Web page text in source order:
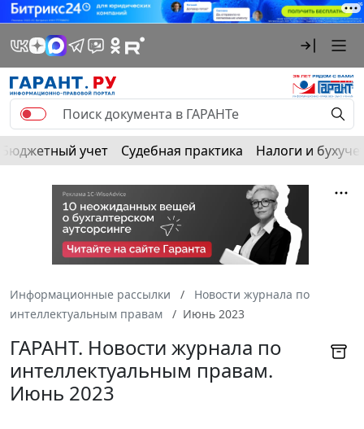
Бюджетный учет Судебная практика Налоги и
Информационные рассылки
Новости журнала по
интеллектуальным правам
Июнь 2023
ГАРАНТ. Новости журнала по
интеллектуальным правам.
Июнь 2023